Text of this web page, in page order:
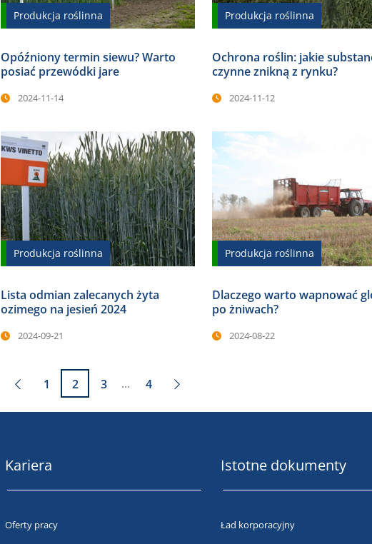
Produkcja roślinna
Opóźniony termin siewu? Warto
posiać przewódki jare
2024-11-14
Produkcja roślinna
Ochrona roślin: jakie
czynne znikną z rynku?
2024-11-12
Produkcja roślinna
Lista odmian zalecanych żyta
ozimego na jesień 2024
2024-09-21
Produkcja roślinna
Dlaczego warto wapnować
po żniwach?
2024-08-22
1 2 3 ... 4
Kariera
Oferty pracy
Istotne dokumenty
Ład korporacyjny